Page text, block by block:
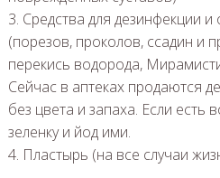
3. Средства для дезинфекции
(порезов, проколов, ссадин и
перекись водорода,
Сейчас в аптеках продаются
без цвета и запаха. Если есть
зеленку и йод ими.
4. Пластырь (на все случаи